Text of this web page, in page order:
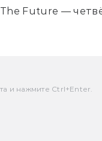
Future —
и нажмите Ctrl+Enter.